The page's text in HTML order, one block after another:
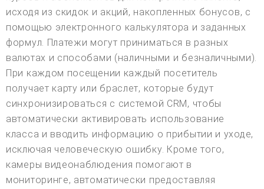
исходя из скидок и акций, накопленных бонусов, с
помощью электронного калькулятора и заданных
формул. Платежи могут приниматься в разных
валютах и способами (наличными и безналичными).
При каждом посещении каждый посетитель
получает карту или браслет, которые будут
синхронизироваться с системой CRM, чтобы
автоматически активировать использование
класса и вводить информацию о прибытии и уходе,
исключая человеческую ошибку. Кроме того,
камеры видеонаблюдения помогают в
мониторинге, автоматически предоставляя